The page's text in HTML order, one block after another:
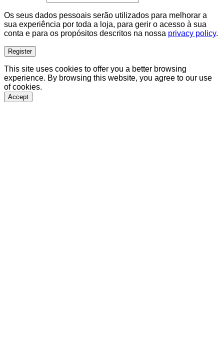
Os seus dados pessoais serão utilizados para melhorar a
sua experiência por toda a loja, para gerir o acesso à sua
conta e para os propósitos descritos na nossa privacy policy.
Register
This site uses cookies to offer you a better browsing
experience. By browsing this website, you agree to our use
of cookies.
Accept